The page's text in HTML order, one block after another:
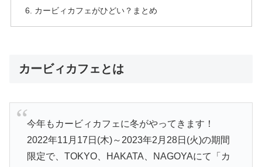
カービィカフェがひどい？まとめ
カービィカフェとは
今年もカービィカフェに冬がやってきます！
2022年11月17日(木)～2023年2月28日(火)の期間
限定で、TOKYO、HAKATA、NAGOYAにて「カ